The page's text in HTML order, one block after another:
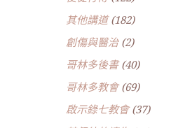
其他講道(182)
創傷與醫治(2)
哥林多後書(40)
哥林多教會(69)
啟示錄七教會(37)